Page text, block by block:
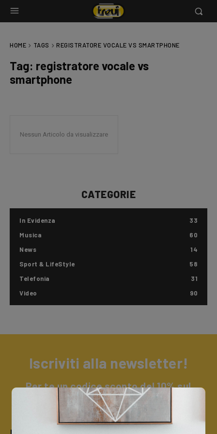
HOME TAGS REGISTRATORE VOCALE VS SMARTPHONE
Tag: registratore vocale vs
smartphone
Nessun Articolo da visualizzare
CATEGORIE
In Evidenza
33
Musica
60
News
14
Sport & LifeStyle
58
Telefonia
31
Video
90
Iscriviti alla newsletter!
Per te un codice sconto del 10% sul
catalogo Trevi + un omaggio a sorpresa.